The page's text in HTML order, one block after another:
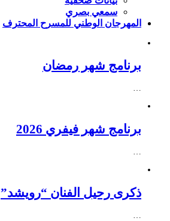
سمعي بصري
المهرجان الوطني للمسرح المحترف
برنامج شهر رمضان
…
برنامج شهر فيفري 2026
…
ذكرى رحيل الفنان “رويشد”
…